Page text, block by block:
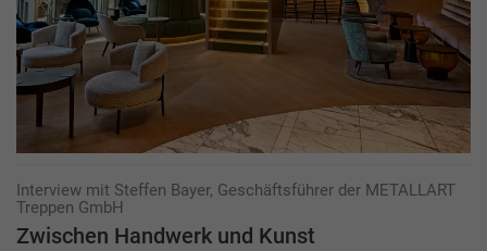
Interview mit Steffen Bayer, Geschäftsführer der METALLART
Treppen GmbH
Zwischen Hand­werk und Kunst